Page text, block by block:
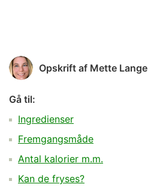
Opskrift af Mette Lange
Gå til:
Ingredienser
Fremgangsmåde
Antal kalorier m.m.
Kan de fryses?